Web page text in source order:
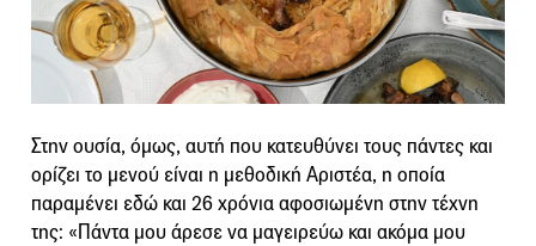
Στην ουσία, όμως, αυτή που κατευθύνει τους πάντες και
ορίζει το μενού είναι η μεθοδική Αριστέα, η οποία
παραμένει εδώ και 26 χρόνια αφοσιωμένη στην τέχνη
της: «Πάντα μου άρεσε να μαγειρεύω και ακόμα μου